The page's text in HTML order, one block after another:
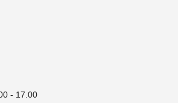
- 17.00